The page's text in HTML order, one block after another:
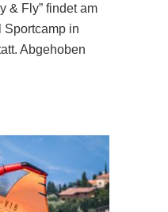
& Fly” findet am
Sportcamp in
Abgehoben